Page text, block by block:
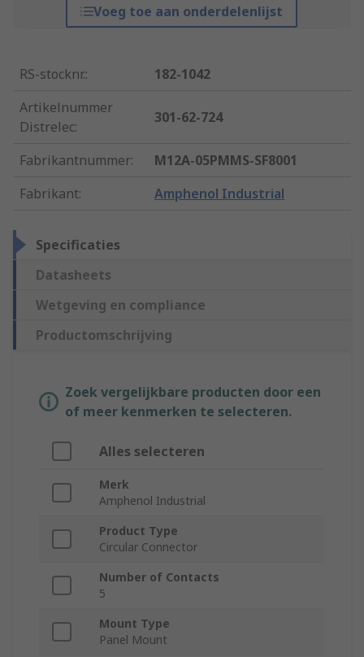
Voeg toe aan onderdelenlijst
RS-stocknr.:
182-1042
Artikelnummer
Distrelec:
301-62-724
Fabrikantnummer:
M12A-05PMMS-SF8001
Fabrikant: Amphenol Industrial
Specificaties
Datasheets
Wetgeving en compliance
Productomschrijving
Zoek vergelijkbare producten door een
of meer kenmerken te selecteren.
Alles selecteren
Merk
Amphenol Industrial
Product Type
Circular Connector
Number of Contacts
5
Mount Type
Panel Mount